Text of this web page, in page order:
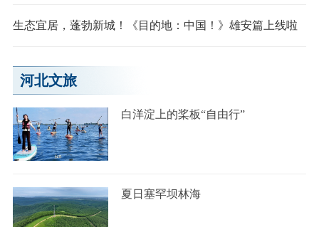
生态宜居，蓬勃新城！《目的地：中国！》雄安篇上线啦
河北文旅
白洋淀上的桨板“自由行”
夏日塞罕坝林海